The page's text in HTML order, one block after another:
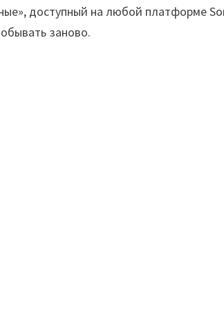
доступный на любой платформе
заново.